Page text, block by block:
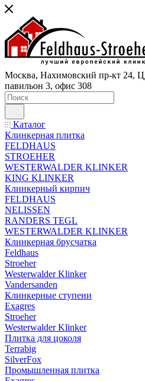
Москва, Нахимовский пр-кт 24,
павильон 3, офис 308
Каталог
Клинкерная плитка
FELDHAUS
STROEHER
WESTERWALDER KLINKER
KING KLINKER
Клинкерный кирпич
FELDHAUS
NELISSEN
RANDERS TEGL
WESTERWALDER KLINKER
Клинкерная брусчатка
Feldhaus
Stroeher
Westerwalder Klinker
Vandersanden
Клинкерные ступени
Exagres
Stroeher
Westerwalder Klinker
Плитка для цоколя
Terrabig
SilverFox
Промышленная плитка